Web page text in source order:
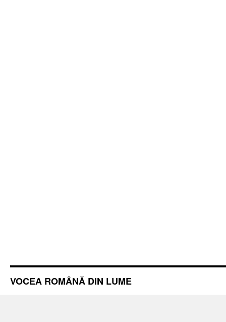
VOCEA ROMÂNĂ DIN LUME